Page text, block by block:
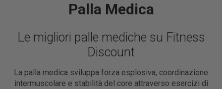
Palla Medica
Le migliori palle mediche su Fitness
Discount
La palla medica sviluppa forza esplosiva, coordinazione
intermuscolare e stabilità del core attraverso esercizi di